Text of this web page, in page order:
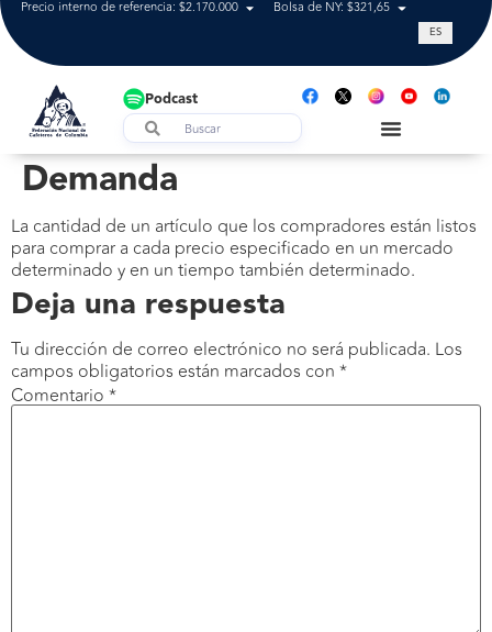
Precio interno de referencia: $2.170.000 Bolsa de NY: $321,65 Tasa de
ES
Podcast
Demanda
La cantidad de un artículo que los compradores están listos
para comprar a cada precio especificado en un mercado
determinado y en un tiempo también determinado.
Deja una respuesta
Tu dirección de correo electrónico no será publicada. Los
campos obligatorios están marcados con *
Comentario *